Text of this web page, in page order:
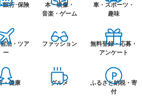
銀行･保険
本・映像・
音楽・ゲーム
車・スポーツ・
趣味
泊・ツア
ー
ファッション
無料登録・応募・
アンケート
・健康 グルメ
ふるさと納税・寄
付